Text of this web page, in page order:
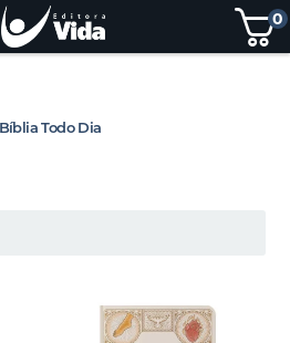
0
Bíblia Todo Dia